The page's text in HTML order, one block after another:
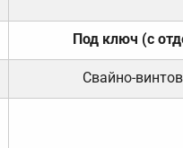
Под ключ (с
Свайно-